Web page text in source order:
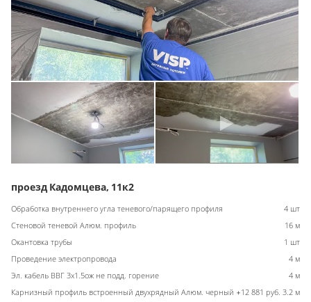
проезд Кадомцева, 11к2
Обработка внутреннего угла теневого/парящего профиля
4 шт
Стеновой теневой Алюм. профиль
16 м
Окантовка трубы
1 шт
Проведение электропровода
4 м
Эл. кабель ВВГ 3х1.5ож не подд. горение
4 м
Карнизный профиль встроенный двухрядный Алюм. черный +12 881 руб. 3.2 м